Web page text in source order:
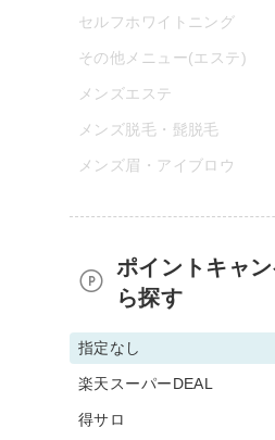
セルフホワイトニング
その他メニュー(エステ)
メンズエステ
メンズ脱毛・髭脱毛
メンズ眉・アイブロウ
ポイントキャ
ら探す
指定なし
楽天スーパーDEAL
得サロ